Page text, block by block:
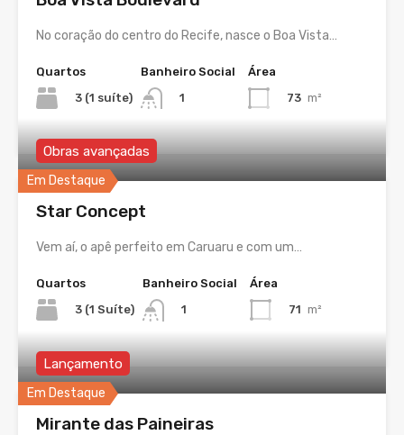
No coração do centro do Recife, nasce o Boa Vista…
Quartos
3 (1 suíte)
Banheiro Social
1
Área
73 m²
Em Destaque
Obras avançadas
Star Concept
Vem aí, o apê perfeito em Caruaru e com um…
Quartos
3 (1 Suíte)
Banheiro Social
1
Área
71 m²
Em Destaque
Lançamento
Mirante das Paineiras